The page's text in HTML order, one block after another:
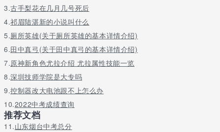
高考总分和艺术类专业考试成绩分别达到高职(专科)艺术类录取最
低控制线(即175/137).5)未被录取的艺术考生可根据我省艺术专业
考试的类别，选择高职院校专业组和专业志愿者填写剩余计划。
高考总分和体育专业考试成绩分别达到高职(专科)体育录取最低控
制线(即240/55)，尚未录取的体育考生可选择填报高职(专科)体育
院校专业组和专业志愿者，仍有剩余计划。
考生必须在规定的时间内填写征集志愿。逾期不填报的，视为放弃
征集志愿资格。
2022年局网站详见2022年海南省高校招生高职(专科)提前征集志愿
公告(
3.古手梨花在几月几号死后
4.祁眉陆湛新的小说叫什么
5.厕所英雄(关于厕所英雄的基本详情介绍)
6.田中真弓(关于田中真弓的基本详情介绍)
7.原神新角色尤拉介绍 尤拉属性技能一览
8.深圳技师学院是大专吗
9.控制器改大电池跟不上怎么办
10.2022中考成绩查询
推荐文档
11.山东烟台中考总分